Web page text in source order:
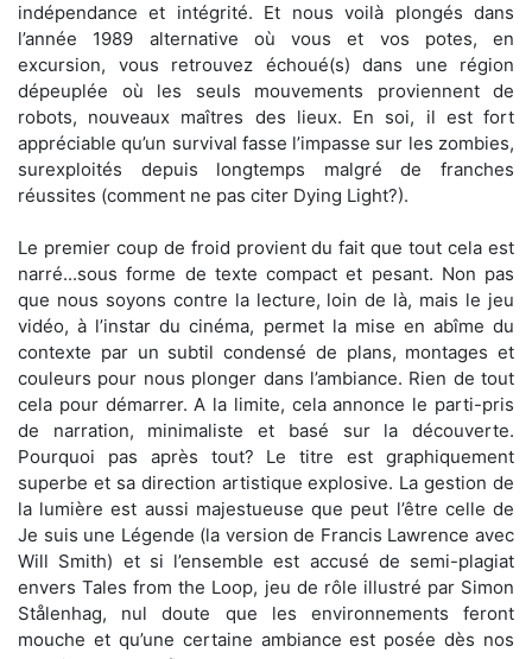
indépendance et intégrité. Et nous voilà plongés dans
l’année 1989 alternative où vous et vos potes, en
excursion, vous retrouvez échoué(s) dans une région
dépeuplée où les seuls mouvements proviennent de
robots, nouveaux maîtres des lieux. En soi, il est fort
appréciable qu’un survival fasse l’impasse sur les zombies,
surexploités depuis longtemps malgré de franches
réussites (comment ne pas citer Dying Light?).
Le premier coup de froid provient du fait que tout cela est
narré...sous forme de texte compact et pesant. Non pas
que nous soyons contre la lecture, loin de là, mais le jeu
vidéo, à l’instar du cinéma, permet la mise en abîme du
contexte par un subtil condensé de plans, montages et
couleurs pour nous plonger dans l’ambiance. Rien de tout
cela pour démarrer. A la limite, cela annonce le parti-pris
de narration, minimaliste et basé sur la découverte.
Pourquoi pas après tout? Le titre est graphiquement
superbe et sa direction artistique explosive. La gestion de
la lumière est aussi majestueuse que peut l’être celle de
Je suis une Légende (la version de Francis Lawrence avec
Will Smith) et si l’ensemble est accusé de semi-plagiat
envers Tales from the Loop, jeu de rôle illustré par Simon
Stålenhag, nul doute que les environnements feront
mouche et qu’une certaine ambiance est posée dès nos